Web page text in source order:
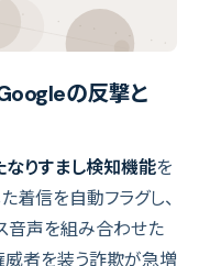
の反撃と
なりすまし検知機能を
着信を自動フラグし、
音声を組み合わせた
威者を装う詐欺が急増